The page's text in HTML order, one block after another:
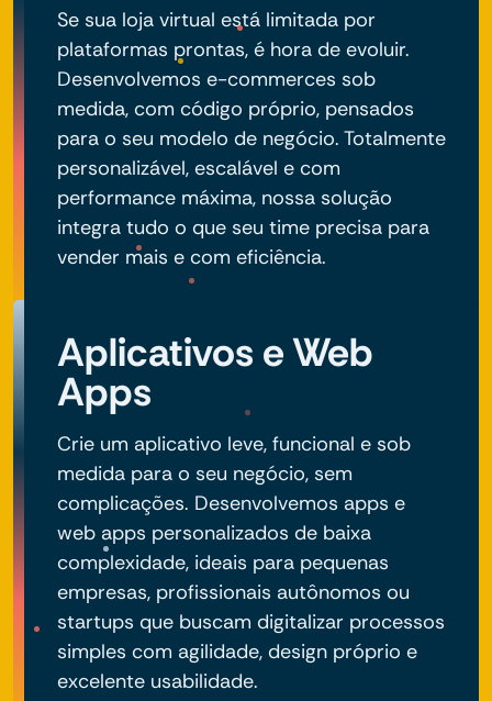
Se sua loja virtual está limitada por
plataformas prontas, é hora de evoluir.
Desenvolvemos e-commerces sob
medida, com código próprio, pensados
para o seu modelo de negócio. Totalmente
personalizável, escalável e com
performance máxima, nossa solução
integra tudo o que seu time precisa para
vender mais e com eficiência.
Aplicativos e Web
Apps
Crie um aplicativo leve, funcional e sob
medida para o seu negócio, sem
complicações. Desenvolvemos apps e
web apps personalizados de baixa
complexidade, ideais para pequenas
empresas, profissionais autônomos ou
startups que buscam digitalizar processos
simples com agilidade, design próprio e
excelente usabilidade.